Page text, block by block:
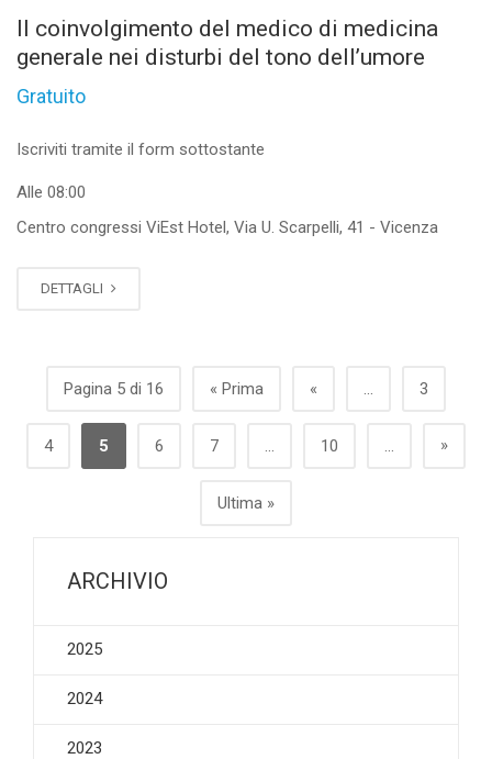
Il coinvolgimento del medico di medicina
generale nei disturbi del tono dell’umore
Gratuito
Iscriviti tramite il form sottostante
Alle 08:00
Centro congressi ViEst Hotel, Via U. Scarpelli, 41 - Vicenza
DETTAGLI
Pagina 5 di 16 « Prima « ... 3
4 5 6 7 ... 10 ... »
Ultima »
ARCHIVIO
2025
2024
2023